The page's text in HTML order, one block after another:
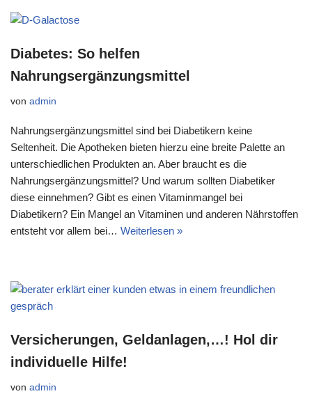
Diabetes: So helfen
Nahrungsergänzungsmittel
von admin
Nahrungsergänzungsmittel sind bei Diabetikern keine
Seltenheit. Die Apotheken bieten hierzu eine breite Palette an
unterschiedlichen Produkten an. Aber braucht es die
Nahrungsergänzungsmittel? Und warum sollten Diabetiker
diese einnehmen? Gibt es einen Vitaminmangel bei
Diabetikern? Ein Mangel an Vitaminen und anderen Nährstoffen
entsteht vor allem bei… Weiterlesen »
Versicherungen, Geldanlagen,…! Hol dir
individuelle Hilfe!
von admin